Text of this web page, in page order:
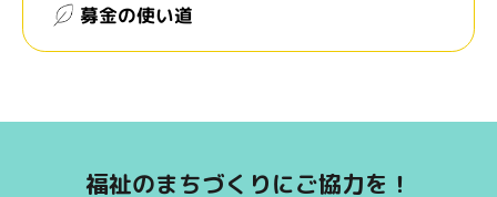
募金の使い道
福祉のまちづくりにご協力を！